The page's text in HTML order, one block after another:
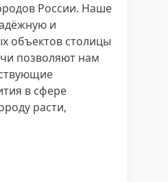
России. Наше
и
объектов столицы
позволяют нам
в сфере
расти,